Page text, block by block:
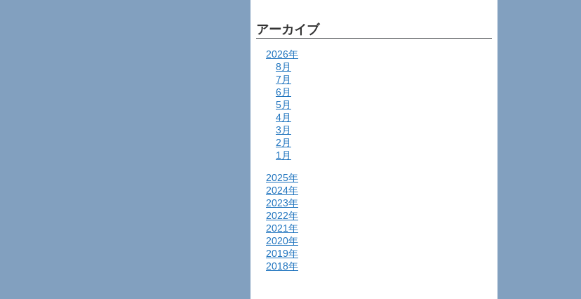
アーカイブ
2026年
8月
7月
6月
5月
4月
3月
2月
1月
2025年
2024年
2023年
2022年
2021年
2020年
2019年
2018年